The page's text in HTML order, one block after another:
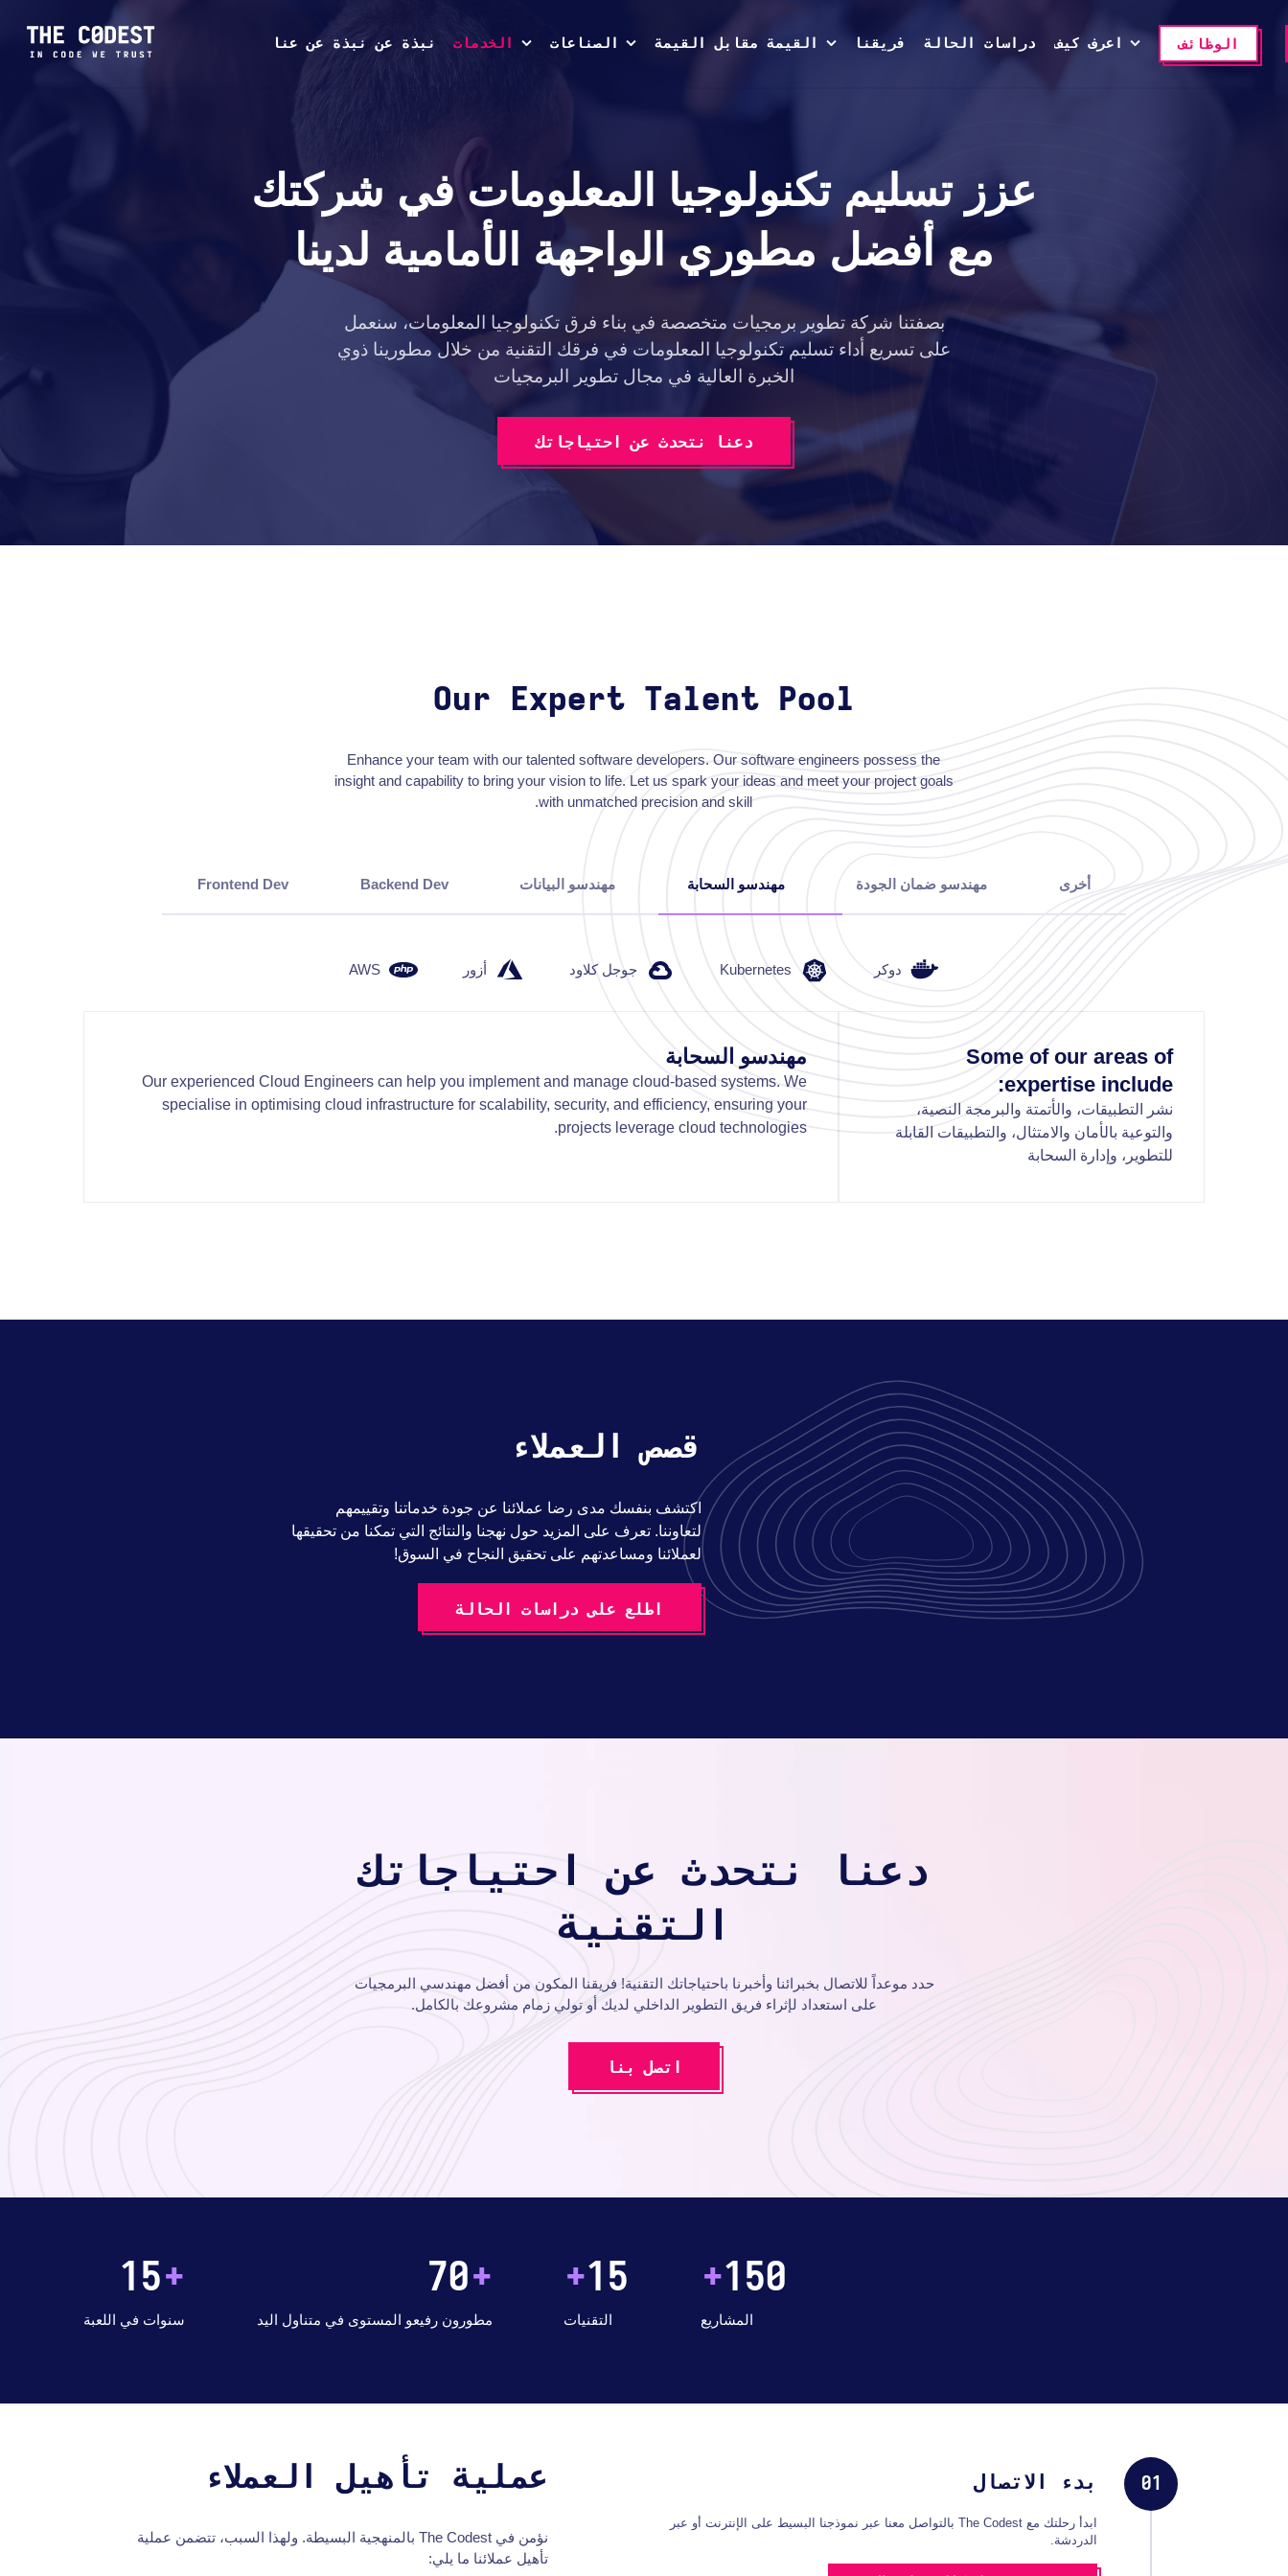
نبذة عن نبذة عن عنا الخدمات الصناعات القيمة مقابل القيمة فريقنا دراسات الحالة اعرف كيف الوظائف
عزز تسليم تكنولوجيا المعلومات في شركتك
مع أفضل مطوري الواجهة الأمامية لدينا
بصفتنا شركة تطوير برمجيات متخصصة في بناء فرق تكنولوجيا المعلومات، سنعمل
على تسريع أداء تسليم تكنولوجيا المعلومات في فرقك التقنية من خلال مطورينا ذوي
الخبرة العالية في مجال تطوير البرمجيات
دعنا نتحدث عن احتياجاتك
Our Expert Talent Pool
Enhance your team with our talented software developers. Our software engineers possess the
insight and capability to bring your vision to life. Let us spark your ideas and meet your project goals
with unmatched precision and skill.
Frontend Dev Backend Dev مهندسو البيانات مهندسو السحابة مهندسو ضمان الجودة أخرى
AWS أزور جوجل كلاود Kubernetes دوكر
مهندسو السحابة
Our experienced Cloud Engineers can help you implement and manage cloud-based systems. We
specialise in optimising cloud infrastructure for scalability, security, and efficiency, ensuring your
projects leverage cloud technologies.
Some of our areas of
expertise include:
نشر التطبيقات، والأتمتة والبرمجة النصية،
والتوعية بالأمان والامتثال، والتطبيقات القابلة
للتطوير، وإدارة السحابة
قصص العملاء
اكتشف بنفسك مدى رضا عملائنا عن جودة خدماتنا وتقييمهم
لتعاوننا. تعرف على المزيد حول نهجنا والنتائج التي تمكنا من تحقيقها
لعملائنا ومساعدتهم على تحقيق النجاح في السوق!
اطلع على دراسات الحالة
دعنا نتحدث عن احتياجاتك
التقنية
حدد موعداً للاتصال بخبرائنا وأخبرنا باحتياجاتك التقنية! فريقنا المكون من أفضل مهندسي البرمجيات
على استعداد لإثراء فريق التطوير الداخلي لديك أو تولي زمام مشروعك بالكامل.
اتصل بنا
+
15
سنوات في اللعبة
+
70
مطورون رفيعو المستوى في متناول اليد
15
+
التقنيات
150
+
المشاريع
عملية تأهيل العملاء
نؤمن في The Codest بالمنهجية البسيطة. ولهذا السبب، تتضمن عملية
تأهيل عملائنا ما يلي:
01 بدء الاتصال
ابدأ رحلتك مع The Codest بالتواصل معنا عبر نموذجنا البسيط على الإنترنت أو عبر
الدردشة.